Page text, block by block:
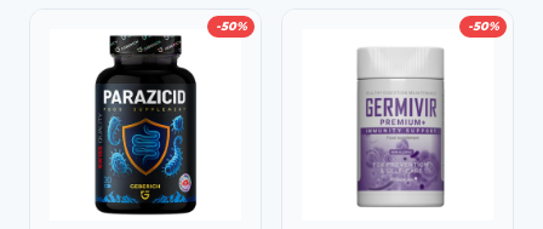
-50% -50%